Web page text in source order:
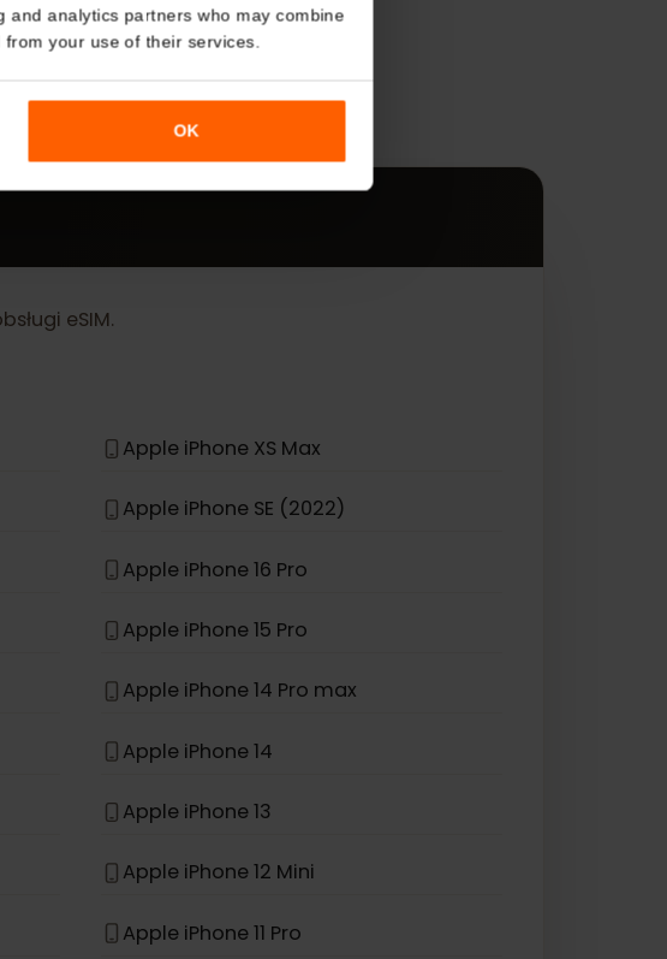
About
and to analyse our traffic. We also
and analytics partners who may combine
from your use of their services.
urządzeniami.
Apple iPhone XS Max
Apple iPhone SE (2022)
Apple iPhone 16 Pro
Apple iPhone 15 Pro
Apple iPhone 14 Pro max
Apple iPhone 14